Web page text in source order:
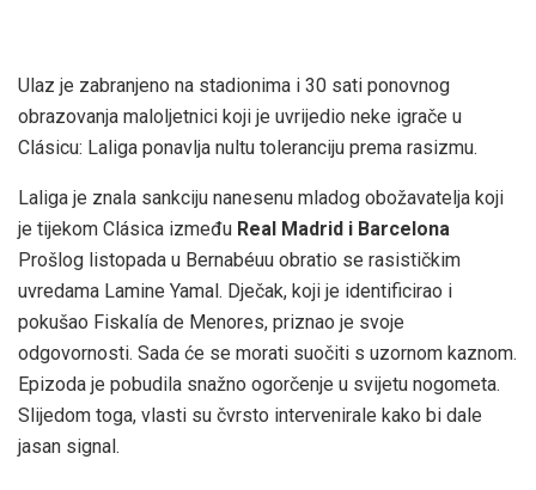
Ulaz je zabranjeno na stadionima i 30 sati ponovnog
obrazovanja maloljetnici koji je uvrijedio neke igrače u
Clásicu: Laliga ponavlja nultu toleranciju prema rasizmu.
Laliga je znala sankciju nanesenu mladog obožavatelja koji
je tijekom Clásica između Real Madrid i Barcelona
Prošlog listopada u Bernabéuu obratio se rasističkim
uvredama Lamine Yamal. Dječak, koji je identificirao i
pokušao Fiskalía de Menores, priznao je svoje
odgovornosti. Sada će se morati suočiti s uzornom kaznom.
Epizoda je pobudila snažno ogorčenje u svijetu nogometa.
Slijedom toga, vlasti su čvrsto intervenirale kako bi dale
jasan signal.